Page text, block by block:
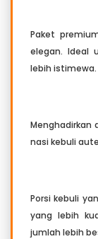
Paket
elegan. Ideal
lebih istimewa.
Menghadirkan
nasi kebuli
Porsi kebuli
yang lebih
jumlah lebih